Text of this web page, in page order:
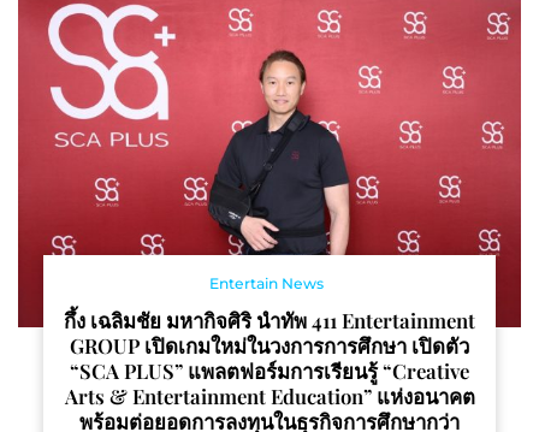
Entertain News
กึ้ง เฉลิมชัย มหากิจศิริ นำทัพ 411 Entertainment
GROUP เปิดเกมใหม่ในวงการการศึกษา เปิดตัว
“SCA PLUS” แพลตฟอร์มการเรียนรู้ “Creative
Arts & Entertainment Education” แห่งอนาคต
พร้อมต่อยอดการลงทุนในธุรกิจการศึกษากว่า